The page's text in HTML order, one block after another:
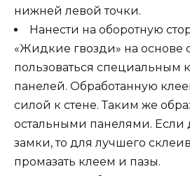
нижней левой точки.
Нанести на оборотную
«Жидкие гвозди» на основе
пользоваться специальным
панелей. Обработанную
силой к стене. Таким же
остальными панелями. Если
замки, то для лучшего
промазать клеем и пазы.